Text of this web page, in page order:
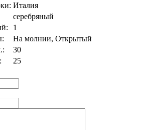
Италия
серебряный
1
На молнии, Открытый
30
25